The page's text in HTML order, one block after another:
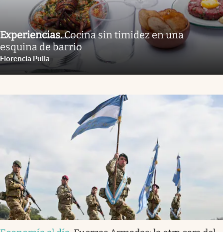
Experiencias.Cocina sin timidez en una
esquina de barrio
Florencia Pulla